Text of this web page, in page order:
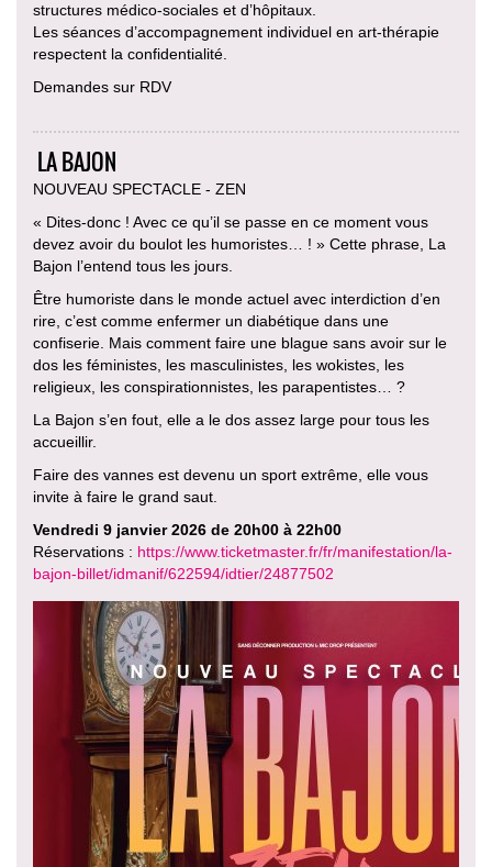
structures médico-sociales et d’hôpitaux.
Les séances d’accompagnement individuel en art-thérapie
respectent la confidentialité.
Demandes sur RDV
LA BAJON
NOUVEAU SPECTACLE - ZEN
« Dites-donc ! Avec ce qu’il se passe en ce moment vous
devez avoir du boulot les humoristes… ! » Cette phrase, La
Bajon l’entend tous les jours.
Être humoriste dans le monde actuel avec interdiction d’en
rire, c’est comme enfermer un diabétique dans une
confiserie. Mais comment faire une blague sans avoir sur le
dos les féministes, les masculinistes, les wokistes, les
religieux, les conspirationnistes, les parapentistes… ?
La Bajon s’en fout, elle a le dos assez large pour tous les
accueillir.
Faire des vannes est devenu un sport extrême, elle vous
invite à faire le grand saut.
Vendredi 9 janvier 2026 de 20h00 à 22h00
Réservations : https://www.ticketmaster.fr/fr/manifestation/la-
bajon-billet/idmanif/622594/idtier/24877502